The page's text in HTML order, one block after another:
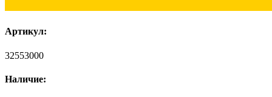
Артикул:
32553000
Наличие: